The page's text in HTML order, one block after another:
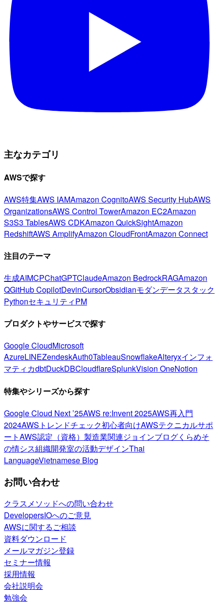
主なカテゴリ
AWSで探す
AWS特集AWS IAMAmazon CognitoAWS Security HubAWS
OrganizationsAWS Control TowerAmazon EC2Amazon
S3S3 TablesAWS CDKAmazon QuickSightAmazon
RedshiftAWS AmplifyAmazon CloudFrontAmazon Connect
注目のテーマ
生成AIMCPChatGPTClaudeAmazon BedrockRAGAmazon
QGitHub CopilotDevinCursorObsidianモダンデータスタック
PythonセキュリティPM
プロダクトやサービスで探す
Google CloudMicrosoft
AzureLINEZendeskAuth0TableauSnowflakeAlteryxインフォ
マティカdbtDuckDBCloudflareSplunkVision OneNotion
特集やシリーズから探す
Google Cloud Next ’25AWS re:Invent 2025AWS再入門
2024AWSトレンドチェック初心者向けAWSテクニカルサポ
ートAWS認定（資格） 製造業関連ジョインブログくらめそ
の情シス組織開発室の活動デザインThai
LanguageVietnamese Blog
お問い合わせ
クラスメソッドへの問い合わせ
DevelopersIOへのご意見
AWSに関するご相談
資料ダウンロード
メールマガジン登録
セミナー情報
採用情報
会社説明会
勉強会